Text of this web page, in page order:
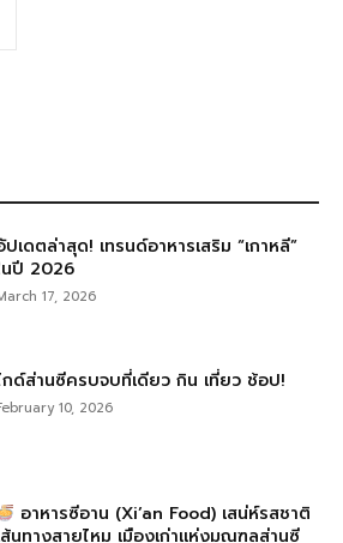
ปเดตล่าสุด! เทรนด์อาหารเสริม “เกาหลี”
นปี 2026
17, 2026
กด์ส่านซีครบจบที่เดียว กิน เที่ยว ช้อป!
10, 2026
อาหารซีอาน (Xi’an Food) เสน่ห์รสชาติ
ส้นทางสายไหม เมืองเก่าแห่งมณฑลส่านซี